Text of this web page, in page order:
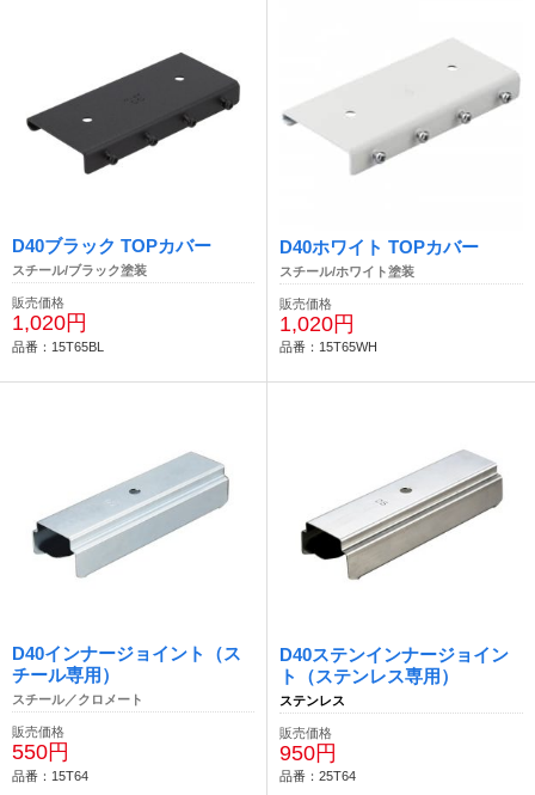
D40ブラック TOPカバー
スチール/ブラック塗装
販売価格
1,020円
品番：15T65BL
D40ホワイト TOPカバー
スチール/ホワイト塗装
販売価格
1,020円
品番：15T65WH
D40インナージョイント（ス
チール専用）
スチール／クロメート
販売価格
550円
品番：15T64
D40ステンインナージョイン
ト（ステンレス専用）
ステンレス
販売価格
950円
品番：25T64